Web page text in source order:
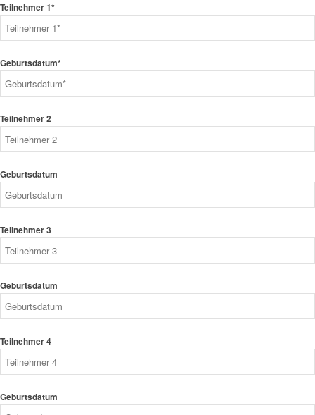
Teilnehmer 1*
Geburtsdatum*
Teilnehmer 2
Geburtsdatum
Teilnehmer 3
Geburtsdatum
Teilnehmer 4
Geburtsdatum